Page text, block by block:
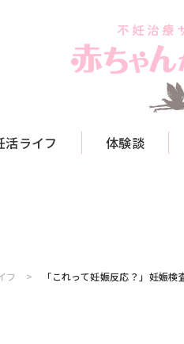
活ライフ 体験談
フ 「これって妊娠反応？」妊娠